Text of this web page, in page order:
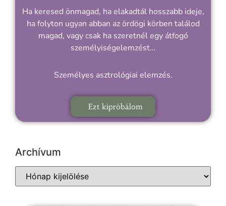
Ha keresed önmagad, ha elakadtál hosszabb ideje,
ha folyton ugyan abban az ördögi körben találod
magad, vagy csak ha szeretnél egy átfogó
személyiségelemzést…
Személyes asztrológiai elemzés.
Ezt kipróbálom
Archívum